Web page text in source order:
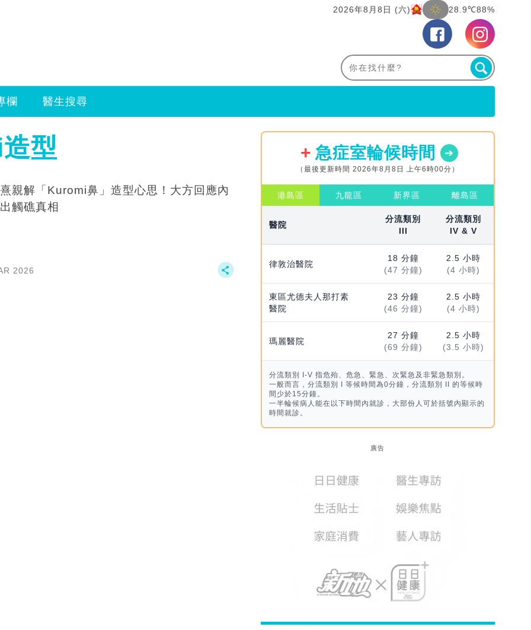
2026年8月8日 (六) 28.9℃88%
欄 醫生搜尋
型
親解「Kuromi鼻」造型心思！大方回應內
觸礁真相
2026
急症室輪候時間
（最後更新時間 2026年8月8日 上午6時00分）
港島區 九龍區 新界區 離島區
醫院
分流類別
III
分流類別
IV & V
律敦治醫院
18 分鐘
(47 分鐘)
2.5 小時
(4 小時)
東區尤德夫人那打素
醫院
23 分鐘
(46 分鐘)
2.5 小時
(4 小時)
瑪麗醫院
27 分鐘
(69 分鐘)
2.5 小時
(3.5 小時)
分流類別 I-V 指危殆、危急、緊急、次緊急及非緊急類別。
一般而言，分流類別 I 等候時間為0分鐘，分流類別 II 的等候時
間少於15分鐘。
一半輪候病人能在以下時間內就診，大部份人可於括號內顯示的
時間就診。
廣告